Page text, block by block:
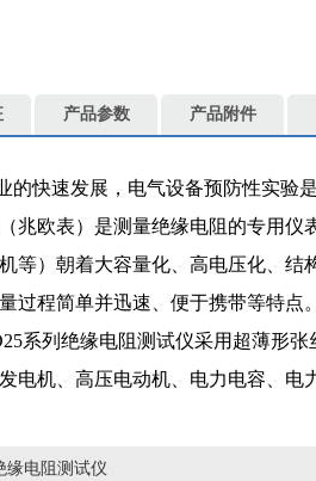
产品参数 产品附件
快速发展，电气设备预防性实验是
兆欧表）是测量绝缘电阻的专用仪
等）朝着大容量化、高电压化、
过程简单并迅速、便于携带等特点
列绝缘电阻测试仪采用超薄形张
电机、高压电动机、电力电容、
缘电阻测试仪